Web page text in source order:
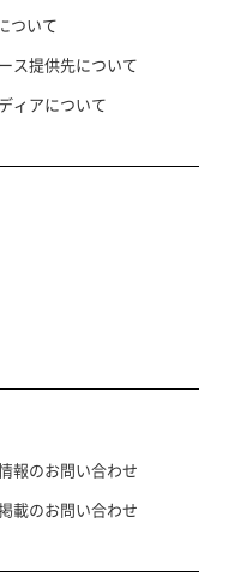
ついて
ス提供先について
ィアについて
報のお問い合わせ
載のお問い合わせ